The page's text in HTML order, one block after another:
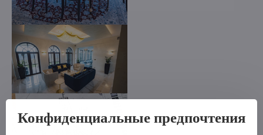
Конфиденциальные предпочтения